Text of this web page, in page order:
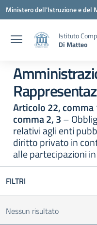
Vai ai contenuti
Vai al menu di navigazione
Vai al footer
Ministero dell'Istruzione e del
Istituto
Di Matteo
Articolo 22, comma
comma 2, 3–
relativi agli enti
diritto privato in
alle partecipazioni
FILTRI
Nessun risultato